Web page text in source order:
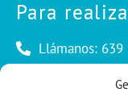
Para
Llámanos: 639
Envíanos un